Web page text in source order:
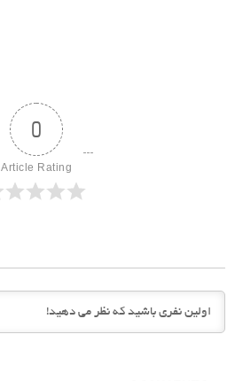
0
Article Rating